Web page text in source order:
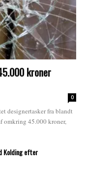
kroner
0
designertasker fra blandt
omkring 45.000 kroner,
Kolding efter